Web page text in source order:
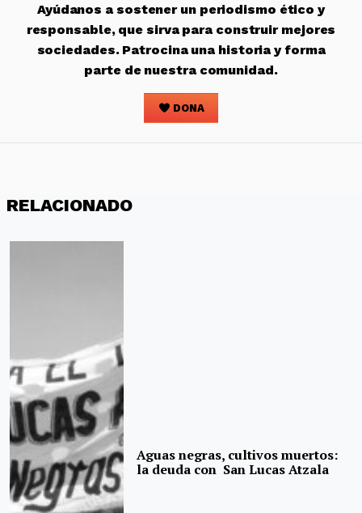
Ayúdanos a sostener un periodismo ético y
responsable, que sirva para construir mejores
sociedades. Patrocina una historia y forma
parte de nuestra comunidad.
DONA
RELACIONADO
Aguas negras, cultivos muertos:
la deuda con San Lucas Atzala